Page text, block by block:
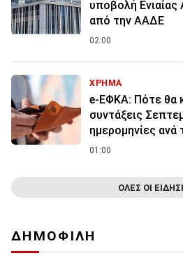
υποβολή Ενιαίας
από την ΑΑΔΕ
02:00
ΧΡΗΜΑ
e-ΕΦΚΑ: Πότε θα
συντάξεις
ημερομηνίες ανά
01:00
ΟΛΕΣ ΟΙ
ΔΗΜΟΦΙΛΗ